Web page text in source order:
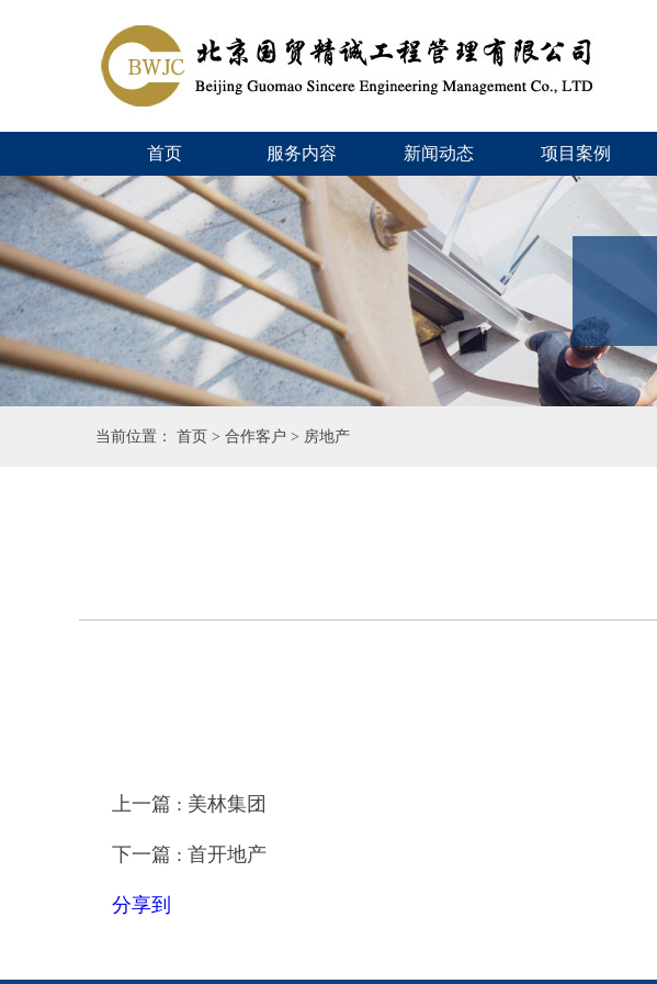
首页 服务内容 新闻动态 项目案例
当前位置： 首页 > 合作客户 > 房地产
上一篇 : 美林集团
下一篇 : 首开地产
分享到